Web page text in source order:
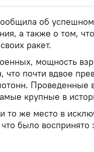
об
а также о том,
ракет.
мощность
что почти вдвое
Проведенные
крупные в
то же место в
было воспринято